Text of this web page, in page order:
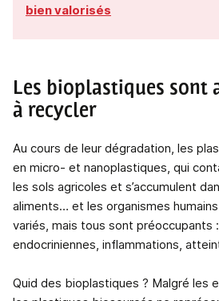
bien valorisés
Les bioplastiques sont
à recycler
Au cours de leur dégradation, les
en micro- et nanoplastiques, qui
les sols agricoles et s’accumulent
aliments… et les organismes
variés, mais tous sont préoccupants
endocriniennes, inflammations,
Quid des bioplastiques ? Malgré les